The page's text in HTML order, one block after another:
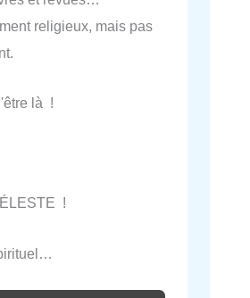
religieux, mais pas
là !
!